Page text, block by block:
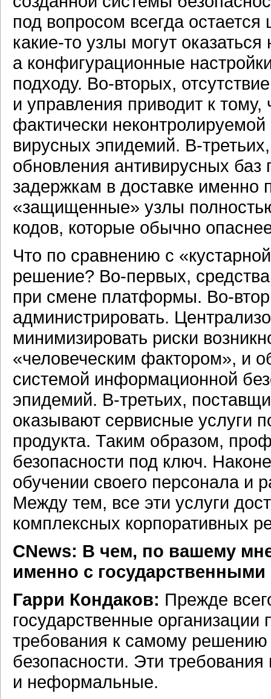
под вопросом всегда
какие-то узлы могут
а конфигурационные
подходу. Во-вторых,
и управления приводит к тому,
фактически
вирусных эпидемий. В-третьих,
обновления антивирусных
задержкам в доставке именно
«защищенные» узлы
кодов, которые обычно
Что по сравнению с
решение? Во-первых,
при смене платформы. Во-
администрировать.
минимизировать риски
«человеческим фактором», и
системой информационной
эпидемий. В-третьих,
оказывают сервисные услуги
продукта. Таким образом,
безопасности под ключ.
обучении своего персонала и
Между тем, все эти услуги
комплексных корпоративных
CNews: В чем, по вашему
именно с
Гарри Кондаков: Прежде
государственные
требования к самому
безопасности. Эти
и неформальные.